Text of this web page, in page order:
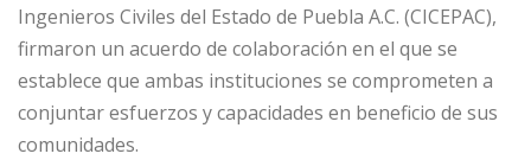
Ingenieros Civiles del Estado de Puebla A.C. (CICEPAC),
firmaron un acuerdo de colaboración en el que se
establece que ambas instituciones se comprometen a
conjuntar esfuerzos y capacidades en beneficio de sus
comunidades.